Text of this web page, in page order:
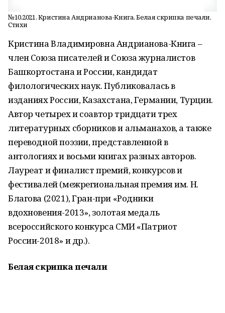
№10.2021. Кристина Андрианова-Книга. Белая скрипка печали.
Стихи
Кристина Владимировна Андрианова-Книга –
член Союза писателей и Союза журналистов
Башкортостана и России, кандидат
филологических наук. Публиковалась в
изданиях России, Казахстана, Германии, Турции.
Автор четырех и соавтор тридцати трех
литературных сборников и альманахов, а также
переводной поэзии, представленной в
антологиях и восьми книгах разных авторов.
Лауреат и финалист премий, конкурсов и
фестивалей (межрегиональная премия им. Н.
Благова (2021), Гран-при «Родники
вдохновения-2013», золотая медаль
всероссийского конкурса СМИ «Патриот
России-2018» и др.).
Белая скрипка печали